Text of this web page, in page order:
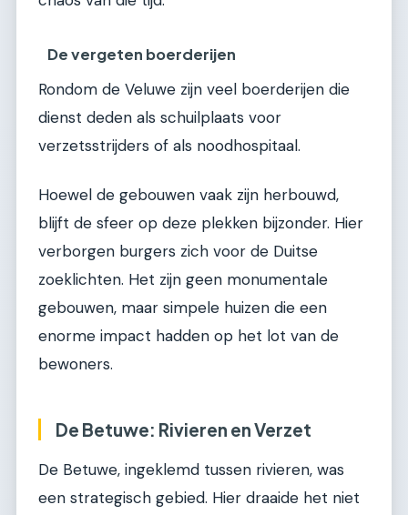
De vergeten boerderijen
Rondom de Veluwe zijn veel boerderijen die
dienst deden als schuilplaats voor
verzetsstrijders of als noodhospitaal.
Hoewel de gebouwen vaak zijn herbouwd,
blijft de sfeer op deze plekken bijzonder. Hier
verborgen burgers zich voor de Duitse
zoeklichten. Het zijn geen monumentale
gebouwen, maar simpele huizen die een
enorme impact hadden op het lot van de
bewoners.
De Betuwe: Rivieren en Verzet
De Betuwe, ingeklemd tussen rivieren, was
een strategisch gebied. Hier draaide het niet